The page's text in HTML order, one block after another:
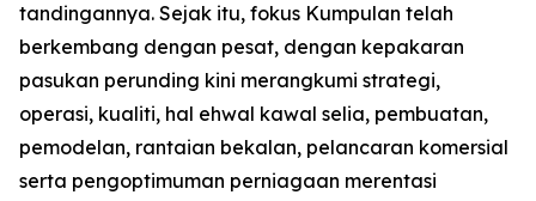
tandingannya. Sejak itu, fokus Kumpulan telah
berkembang dengan pesat, dengan kepakaran
pasukan perunding kini merangkumi strategi,
operasi, kualiti, hal ehwal kawal selia, pembuatan,
pemodelan, rantaian bekalan, pelancaran komersial
serta pengoptimuman perniagaan merentasi